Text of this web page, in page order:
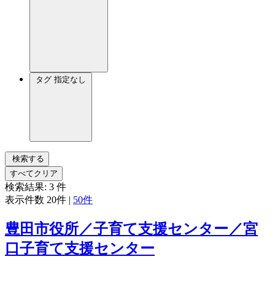
タグ 指定なし
検索する
すべてクリア
検索結果: 3 件
表示件数 20件 | 50件
豊田市役所／子育て支援センター／宮
口子育て支援センター